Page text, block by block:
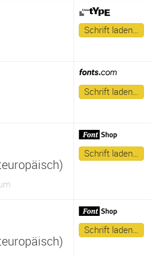
Schrift laden…
Schrift laden…
Schrift laden…
Schrift laden…